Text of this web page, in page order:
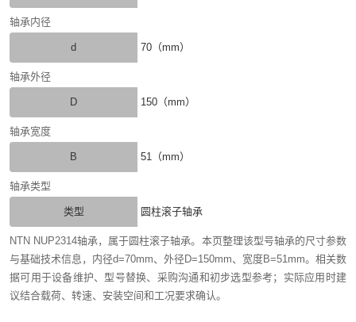
轴承内径
d 70（mm）
轴承外径
D 150（mm）
轴承宽度
B 51（mm）
轴承类型
类型 圆柱滚子轴承
NTN NUP2314轴承，属于圆柱滚子轴承。本页整理该型号轴承的尺寸参数
与基础技术信息，内径d=70mm、外径D=150mm、宽度B=51mm。相关数
据可用于设备维护、型号替换、采购沟通和初步选型参考；实际应用时建
议结合载荷、转速、安装空间和工况要求确认。